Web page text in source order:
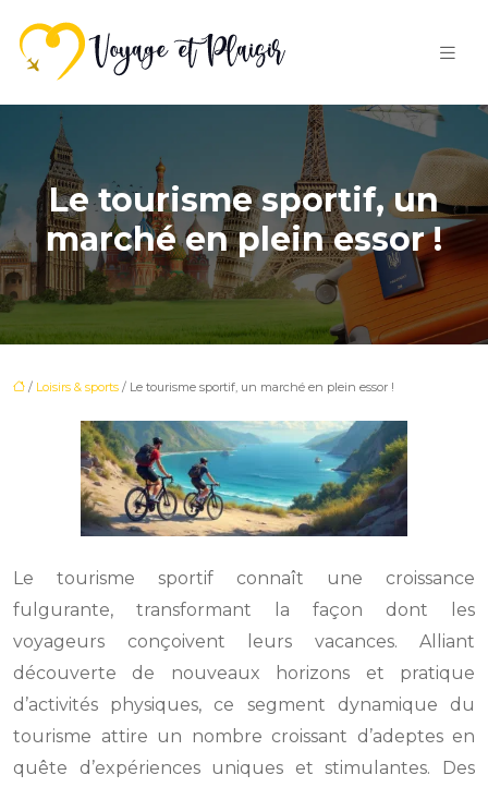
Le tourisme sportif, un
marché en plein essor !
/ Loisirs & sports / Le tourisme sportif, un marché en plein essor !
Le tourisme sportif connaît une croissance
fulgurante, transformant la façon dont les
voyageurs conçoivent leurs vacances. Alliant
découverte de nouveaux horizons et pratique
d’activités physiques, ce segment dynamique du
tourisme attire un nombre croissant d’adeptes en
quête d’expériences uniques et stimulantes. Des